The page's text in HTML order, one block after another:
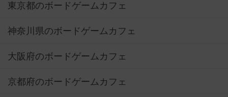
東京都のボードゲームカフェ
神奈川県のボードゲームカフェ
大阪府のボードゲームカフェ
京都府のボードゲームカフェ